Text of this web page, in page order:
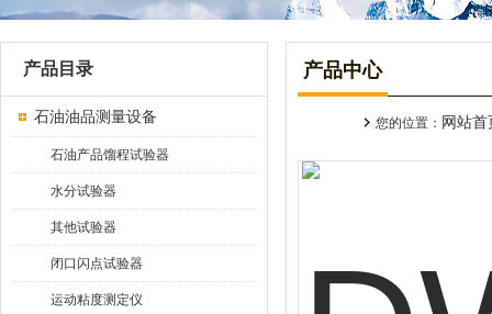
产品目录
石油油品测量设备
石油产品馏程试验器
水分试验器
其他试验器
闭口闪点试验器
运动粘度测定仪
产品中心
您的位置： 网站首